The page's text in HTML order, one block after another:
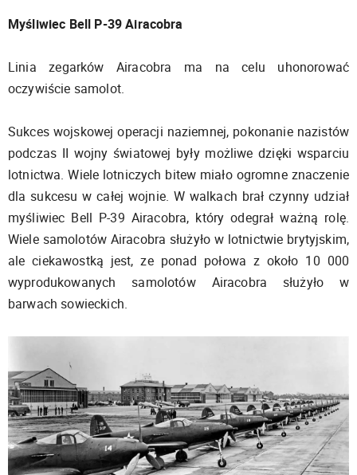
Myśliwiec Bell P-39 Airacobra
Linia zegarków Airacobra ma na celu uhonorować
oczywiście samolot.
Sukces wojskowej operacji naziemnej, pokonanie nazistów
podczas II wojny światowej były możliwe dzięki wsparciu
lotnictwa. Wiele lotniczych bitew miało ogromne znaczenie
dla sukcesu w całej wojnie. W walkach brał czynny udział
myśliwiec Bell P-39 Airacobra, który odegrał ważną rolę.
Wiele samolotów Airacobra służyło w lotnictwie brytyjskim,
ale ciekawostką jest, ze ponad połowa z około 10 000
wyprodukowanych samolotów Airacobra służyło w
barwach sowieckich.